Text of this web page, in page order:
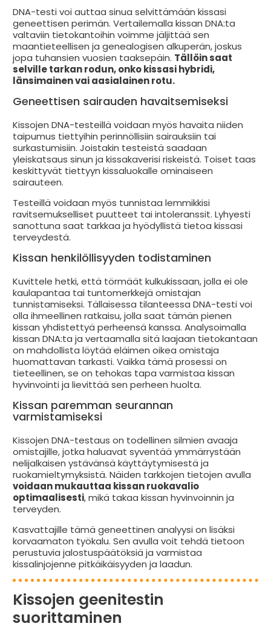
DNA-testi voi auttaa sinua selvittämään kissasi
geneettisen perimän. Vertailemalla kissan DNA:ta
valtaviin tietokantoihin voimme jäljittää sen
maantieteellisen ja genealogisen alkuperän, joskus
jopa tuhansien vuosien taaksepäin. Tällöin saat
selville tarkan rodun, onko kissasi hybridi,
länsimainen vai aasialainen rotu.
Geneettisen sairauden havaitsemiseksi
Kissojen DNA-testeillä voidaan myös havaita niiden
taipumus tiettyihin perinnöllisiin sairauksiin tai
surkastumisiin. Joistakin testeistä saadaan
yleiskatsaus sinun ja kissakaverisi riskeistä. Toiset taas
keskittyvät tiettyyn kissaluokalle ominaiseen
sairauteen.
Testeillä voidaan myös tunnistaa lemmikkisi
ravitsemukselliset puutteet tai intoleranssit. Lyhyesti
sanottuna saat tarkkaa ja hyödyllistä tietoa kissasi
terveydestä.
Kissan henkilöllisyyden todistaminen
Kuvittele hetki, että törmäät kulkukissaan, jolla ei ole
kaulapantaa tai tuntomerkkejä omistajan
tunnistamiseksi. Tällaisessa tilanteessa DNA-testi voi
olla ihmeellinen ratkaisu, jolla saat tämän pienen
kissan yhdistettyä perheensä kanssa. Analysoimalla
kissan DNA:ta ja vertaamalla sitä laajaan tietokantaan
on mahdollista löytää eläimen oikea omistaja
huomattavan tarkasti. Vaikka tämä prosessi on
tieteellinen, se on tehokas tapa varmistaa kissan
hyvinvointi ja lievittää sen perheen huolta.
Kissan paremman seurannan
varmistamiseksi
Kissojen DNA-testaus on todellinen silmien avaaja
omistajille, jotka haluavat syventää ymmärrystään
nelijalkaisen ystävänsä käyttäytymisestä ja
ruokamieltymyksistä. Näiden tarkkojen tietojen avulla
voidaan mukauttaa kissan ruokavalio
optimaalisesti, mikä takaa kissan hyvinvoinnin ja
terveyden.
Kasvattajille tämä geneettinen analyysi on lisäksi
korvaamaton työkalu. Sen avulla voit tehdä tietoon
perustuvia jalostuspäätöksiä ja varmistaa
kissalinjojenne pitkäikäisyyden ja laadun.
Kissojen geenitestin
suorittaminen